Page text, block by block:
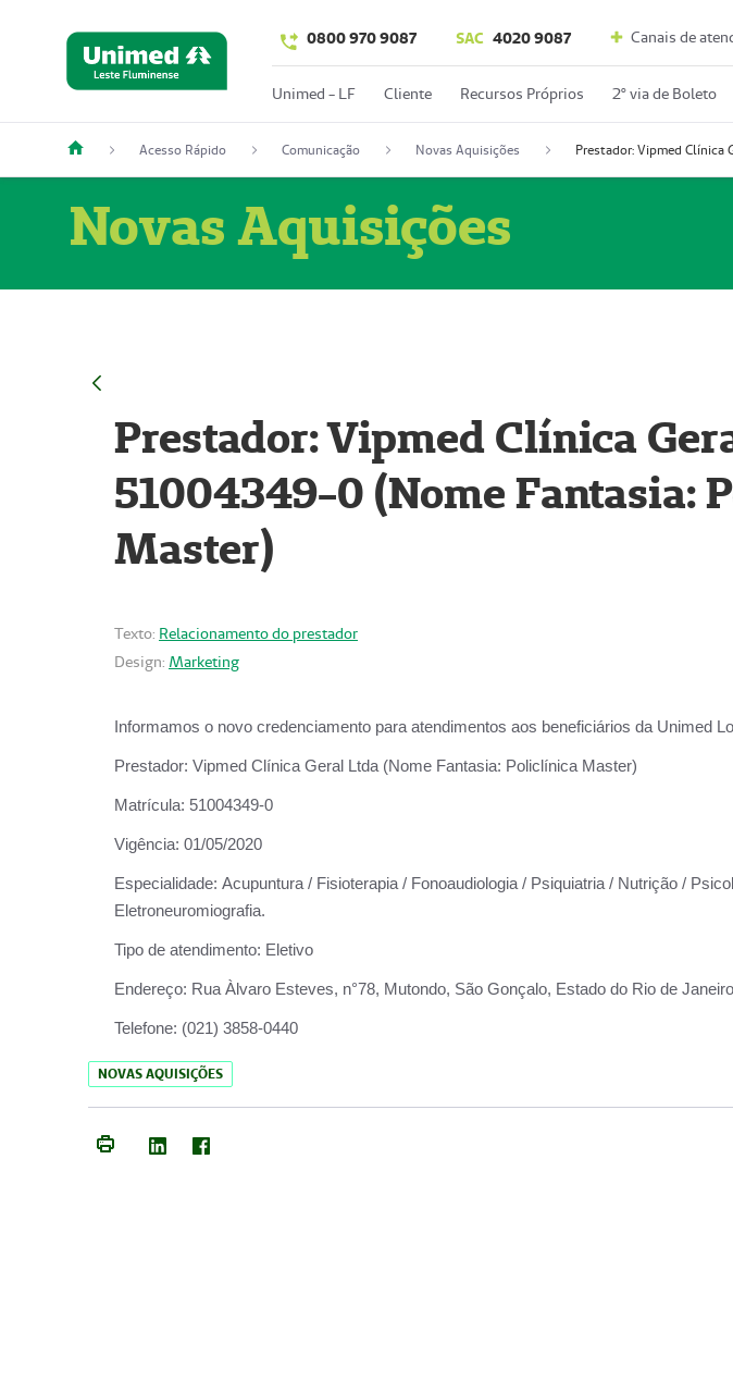
0800 970 9087 SAC 4020 9087 Canais de
Unimed - LF Cliente Recursos Próprios 2º via de Boleto
Acesso Rápido Comunicação Novas Aquisições
Novas Aquisições
Prestador: Vipmed Clínica
51004349-0 (Nome Fantasia:
Master)
Texto: Relacionamento do prestador
Design: Marketing
Informamos o novo credenciamento para atendimentos aos beneficiários da Unimed
Prestador: Vipmed Clínica Geral Ltda (Nome Fantasia: Policlínica Master)
Matrícula: 51004349-0
Vigência: 01/05/2020
Especialidade: Acupuntura / Fisioterapia / Fonoaudiologia / Psiquiatria / Nutrição /
Eletroneuromiografia.
Tipo de atendimento: Eletivo
Endereço: Rua Àlvaro Esteves, n°78, Mutondo, São Gonçalo, Estado do Rio de
Telefone: (021) 3858-0440
NOVAS AQUISIÇÕES